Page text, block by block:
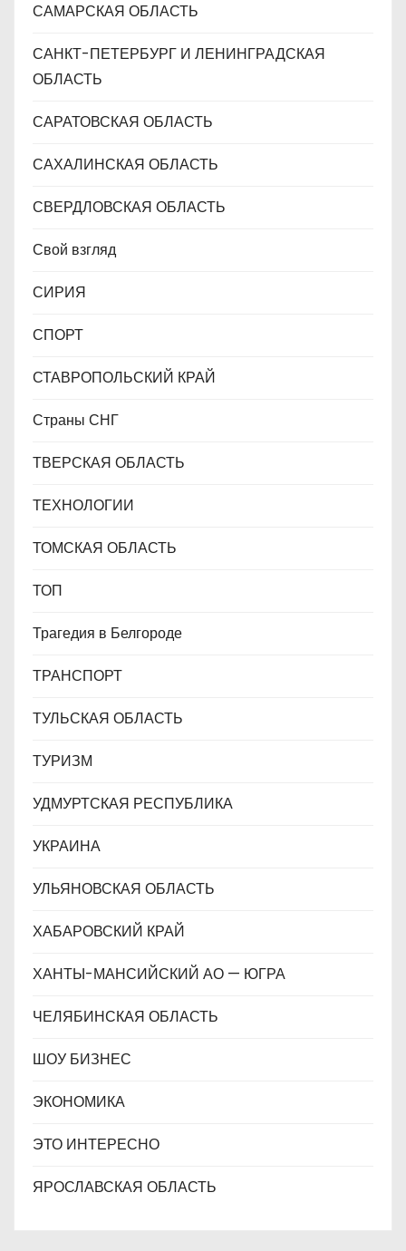
САМАРСКАЯ ОБЛАСТЬ
САНКТ-ПЕТЕРБУРГ И ЛЕНИНГРАДСКАЯ
ОБЛАСТЬ
САРАТОВСКАЯ ОБЛАСТЬ
САХАЛИНСКАЯ ОБЛАСТЬ
СВЕРДЛОВСКАЯ ОБЛАСТЬ
Свой взгляд
СИРИЯ
СПОРТ
СТАВРОПОЛЬСКИЙ КРАЙ
Страны СНГ
ТВЕРСКАЯ ОБЛАСТЬ
ТЕХНОЛОГИИ
ТОМСКАЯ ОБЛАСТЬ
ТОП
Трагедия в Белгороде
ТРАНСПОРТ
ТУЛЬСКАЯ ОБЛАСТЬ
ТУРИЗМ
УДМУРТСКАЯ РЕСПУБЛИКА
УКРАИНА
УЛЬЯНОВСКАЯ ОБЛАСТЬ
ХАБАРОВСКИЙ КРАЙ
ХАНТЫ-МАНСИЙСКИЙ АО — ЮГРА
ЧЕЛЯБИНСКАЯ ОБЛАСТЬ
ШОУ БИЗНЕС
ЭКОНОМИКА
ЭТО ИНТЕРЕСНО
ЯРОСЛАВСКАЯ ОБЛАСТЬ